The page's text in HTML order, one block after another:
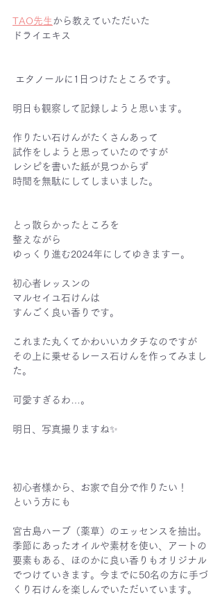
TAO先生 から教えていただいた
ドライエキス
エタノールに1日つけたところです。
明日も観察して記録しようと思います。
作りたい石けんがたくさんあって
試作をしようと思っていたのですが
レシピを書いた紙が見つからず
時間を無駄にしてしまいました。
とっ散らかったところを
整えながら
ゆっくり進む2024年にしてゆきますー。
初心者レッスンの
マルセイユ石けんは
すんごく良い香りです。
これまた丸くてかわいいカタチなのですが
その上に乗せるレース石けんを作ってみまし
た。
可愛すぎるわ…。
明日、写真撮りますね✨
初心者様から、お家で自分で作りたい！
という方にも
宮古島ハーブ（薬草）のエッセンスを抽出。
季節にあったオイルや素材を使い、アートの
要素もある、ほのかに良い香りもオリジナル
でつけていきます。今までに50名の方に手づ
くり石けんを楽しんでいただいています。